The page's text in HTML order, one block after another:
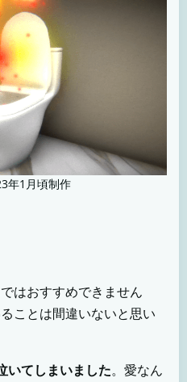
年1月頃制作
はおすすめできません
ことは間違いないと思い
いてしまいました。愛なん